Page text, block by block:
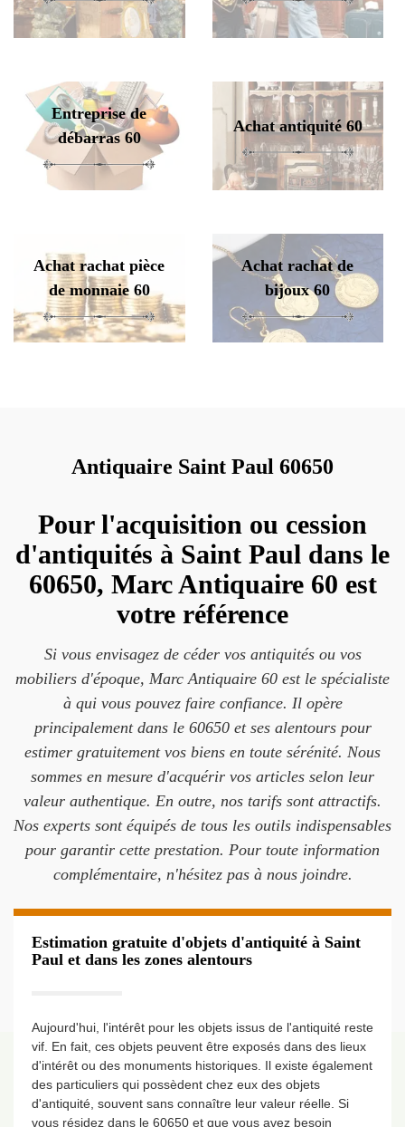
Entreprise de
débarras 60
Achat antiquité 60
Achat rachat pièce
de monnaie 60
Achat rachat de
bijoux 60
Antiquaire Saint Paul 60650
Pour l'acquisition ou cession
d'antiquités à Saint Paul dans le
60650, Marc Antiquaire 60 est
votre référence
Si vous envisagez de céder vos antiquités ou vos
mobiliers d'époque, Marc Antiquaire 60 est le spécialiste
à qui vous pouvez faire confiance. Il opère
principalement dans le 60650 et ses alentours pour
estimer gratuitement vos biens en toute sérénité. Nous
sommes en mesure d'acquérir vos articles selon leur
valeur authentique. En outre, nos tarifs sont attractifs.
Nos experts sont équipés de tous les outils indispensables
pour garantir cette prestation. Pour toute information
complémentaire, n'hésitez pas à nous joindre.
Estimation gratuite d'objets d'antiquité à Saint
Paul et dans les zones alentours
Aujourd'hui, l'intérêt pour les objets issus de l'antiquité reste
vif. En fait, ces objets peuvent être exposés dans des lieux
d'intérêt ou des monuments historiques. Il existe également
des particuliers qui possèdent chez eux des objets
d'antiquité, souvent sans connaître leur valeur réelle. Si
vous résidez dans le 60650 et que vous avez besoin